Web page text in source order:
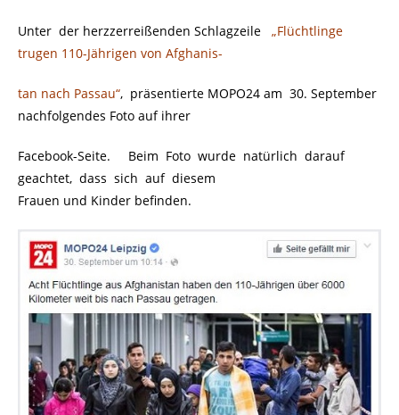
Unter der herzzerreißenden Schlagzeile
„Flüchtlinge
trugen 110-Jährigen von Afghanis-
tan nach Passau“, präsentierte MOPO24 am 30. September
nachfolgendes Foto auf ihrer
Facebook-Seite. Beim Foto wurde natürlich darauf
geachtet, dass sich auf diesem
Frauen und Kinder befinden.